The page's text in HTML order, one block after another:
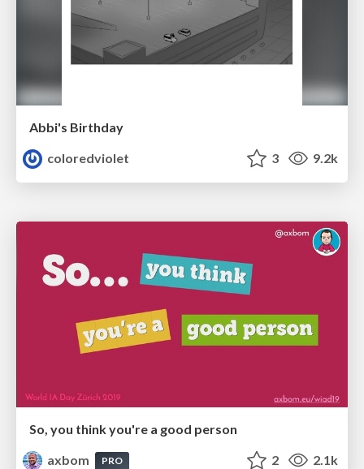
Abbi's Birthday
coloredviolet
3 9.2k
So, you think you're a good person
axbom
PRO 2 2.1k